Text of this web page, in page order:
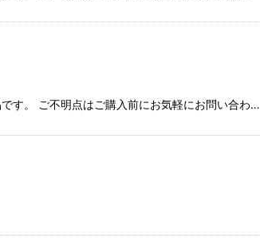
す。 ご不明点はご購入前にお気軽にお問い合わ…